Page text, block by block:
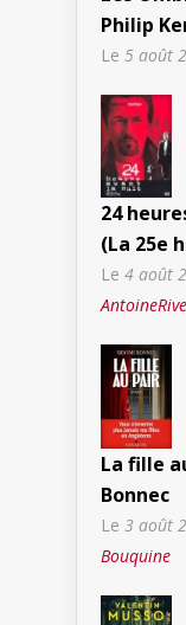
Philip
Le 5 août
24
(La 25e
Le 4 août
La fille
Bonnec
Le 3 août
Bouquine